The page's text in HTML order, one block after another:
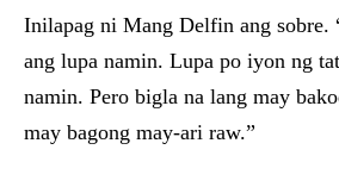
Inilapag ni Mang Delfin ang sobre.
ang lupa namin. Lupa po iyon ng
namin. Pero bigla na lang may
may bagong may-ari raw.”